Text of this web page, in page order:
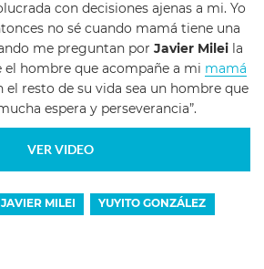
con decisiones ajenas a mi. Yo
no sé cuando mamá tiene una
me preguntan por Javier Milei la
el hombre que acompañe a mi mamá
el resto de su vida sea un hombre que
espera y perseverancia”.
VER VIDEO
JAVIER MILEI YUYITO GONZÁLEZ